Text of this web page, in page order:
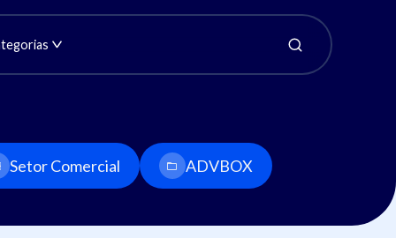
Setor Comercial ADVBOX